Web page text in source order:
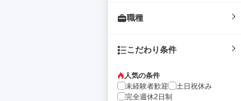
職種
こだわり条件
人気の条件
未経験者歓迎
土日祝休み
完全週休2日制